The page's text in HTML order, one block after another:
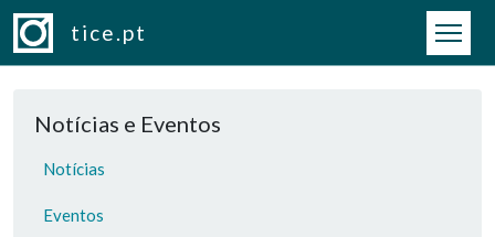
Passar para o conteúdo principal
tice.pt
Notícias e Eventos
Notícias
Eventos